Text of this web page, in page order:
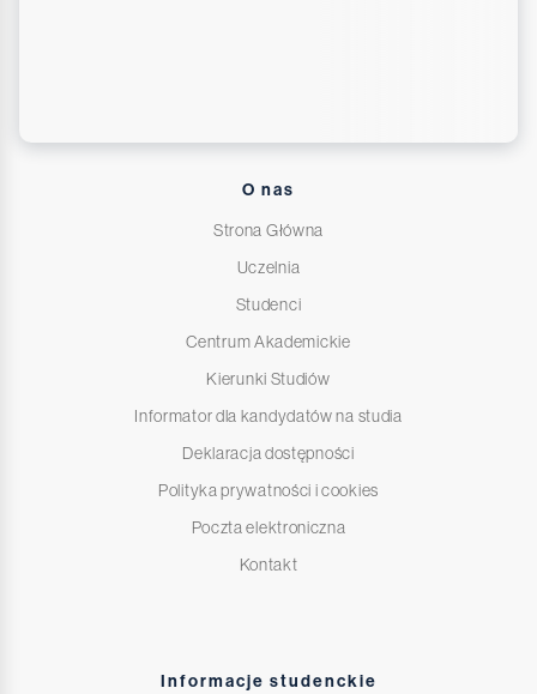
O nas
Strona Główna
Uczelnia
Studenci
Centrum Akademickie
Kierunki Studiów
Informator dla kandydatów na studia
Deklaracja dostępności
Polityka prywatności i cookies
Poczta elektroniczna
Kontakt
Informacje studenckie